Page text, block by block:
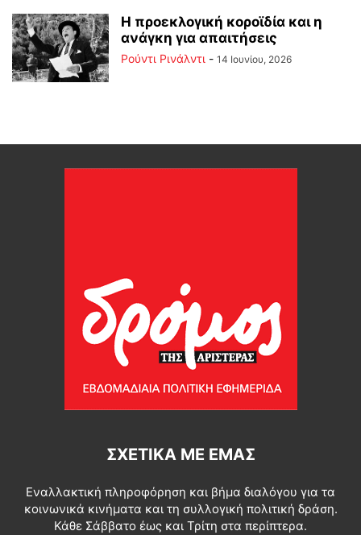
Η προεκλογική κοροϊδία και η
ανάγκη για απαιτήσεις
Ρούντι Ρινάλντι - 14 Ιουνίου, 2026
ΣΧΕΤΙΚΆ ΜΕ ΕΜΆΣ
Εναλλακτική πληροφόρηση και βήμα διαλόγου για τα
κοινωνικά κινήματα και τη συλλογική πολιτική δράση.
Κάθε Σάββατο έως και Τρίτη στα περίπτερα.